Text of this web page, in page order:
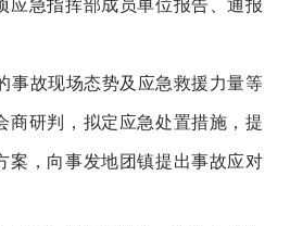
应急指挥部成员单位报告、通报
事故现场态势及应急救援力量等
商研判，拟定应急处置措施，提
案，向事发地团镇提出事故应对